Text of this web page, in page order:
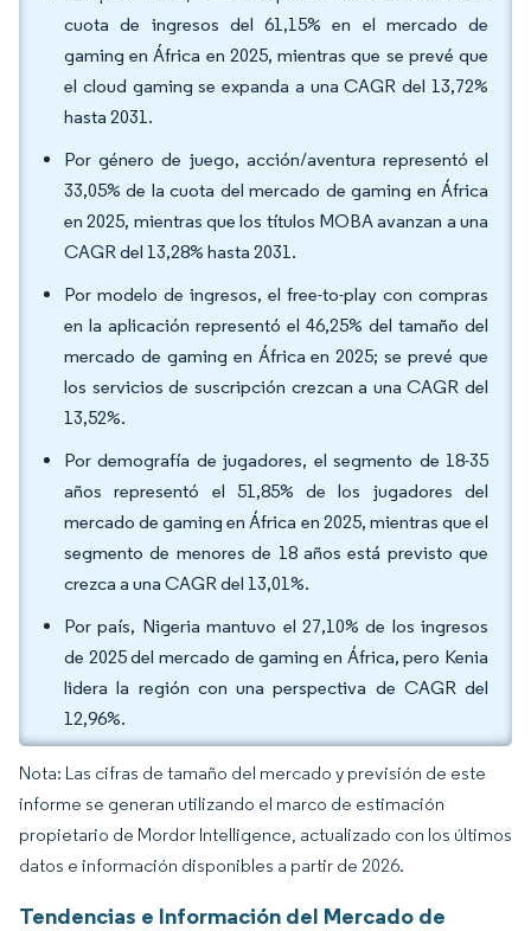
cuota de ingresos del 61,15% en el mercado de
gaming en África en 2025, mientras que se prevé que
el cloud gaming se expanda a una CAGR del 13,72%
hasta 2031.
Por género de juego, acción/aventura representó el
33,05% de la cuota del mercado de gaming en África
en 2025, mientras que los títulos MOBA avanzan a una
CAGR del 13,28% hasta 2031.
Por modelo de ingresos, el free-to-play con compras
en la aplicación representó el 46,25% del tamaño del
mercado de gaming en África en 2025; se prevé que
los servicios de suscripción crezcan a una CAGR del
13,52%.
Por demografía de jugadores, el segmento de 18-35
años representó el 51,85% de los jugadores del
mercado de gaming en África en 2025, mientras que el
segmento de menores de 18 años está previsto que
crezca a una CAGR del 13,01%.
Por país, Nigeria mantuvo el 27,10% de los ingresos
de 2025 del mercado de gaming en África, pero Kenia
lidera la región con una perspectiva de CAGR del
12,96%.
Nota: Las cifras de tamaño del mercado y previsión de este
informe se generan utilizando el marco de estimación
propietario de Mordor Intelligence, actualizado con los últimos
datos e información disponibles a partir de 2026.
Tendencias e Información del Mercado de